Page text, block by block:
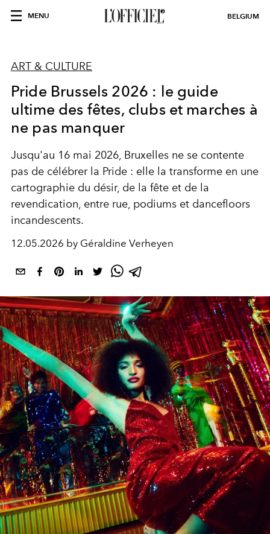
MENU BELGIUM
ART & CULTURE
Pride Brussels 2026 : le guide
ultime des fêtes, clubs et marches à
ne pas manquer
Jusqu'au 16 mai 2026, Bruxelles ne se contente
pas de célébrer la Pride : elle la transforme en une
cartographie du désir, de la fête et de la
revendication, entre rue, podiums et dancefloors
incandescents.
12.05.2026 by Géraldine Verheyen